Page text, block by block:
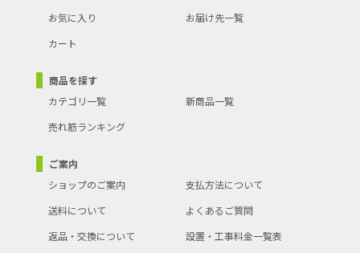
お気に入り
お届け先一覧
カート
商品を探す
カテゴリ一覧
新商品一覧
売れ筋ランキング
ご案内
ショップのご案内
支払方法について
送料について
よくあるご質問
返品・交換について
設置・工事料金一覧表